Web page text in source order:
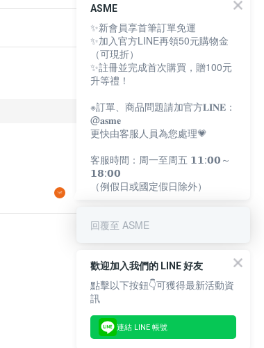
ASME
✨新會員享首筆訂單免運
✨加入官方LINE再領50元購物金
（可現折）
✨註冊並完成首次購買，贈100元
升等禮！
※訂單、商品問題請加官方𝐋𝐈𝐍𝐄：
@𝐚𝐬𝐦𝐞
更快由客服人員為您處理💗
客服時間：周一至周五 𝟭𝟭:𝟬𝟬～
𝟭𝟴:𝟬𝟬
（例假日或國定假日除外）
回覆至 ASME
歡迎加入我們的 LINE 好友
點擊以下按鈕👇可獲得最新活動資
訊
連結 LINE 帳號